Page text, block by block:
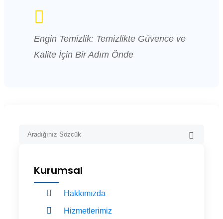
Engin Temizlik: Temizlikte Güvence ve
Kalite İçin Bir Adım Önde
Kurumsal
Hakkımızda
Hizmetlerimiz